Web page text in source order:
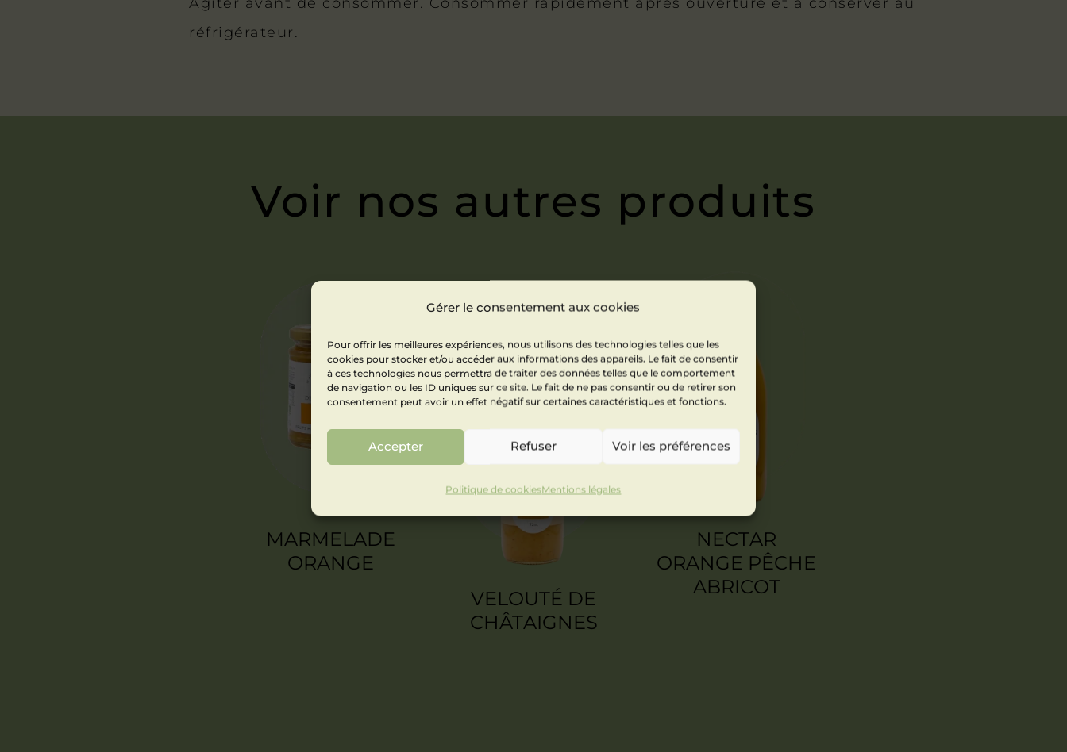
Gérer le consentement aux cookies
Pour offrir les meilleures expériences, nous utilisons des technologies telles que les
cookies pour stocker et/ou accéder aux informations des appareils. Le fait de consentir
à ces technologies nous permettra de traiter des données telles que le comportement
de navigation ou les ID uniques sur ce site. Le fait de ne pas consentir ou de retirer son
consentement peut avoir un effet négatif sur certaines caractéristiques et fonctions.
Accepter Refuser Voir les préférences
Politique de cookiesMentions légales
réfrigérateur.
Voir nos autres produits
MARMELADE
ORANGE
VELOUTÉ DE
CHÂTAIGNES
NECTAR
ORANGE PÊCHE
ABRICOT